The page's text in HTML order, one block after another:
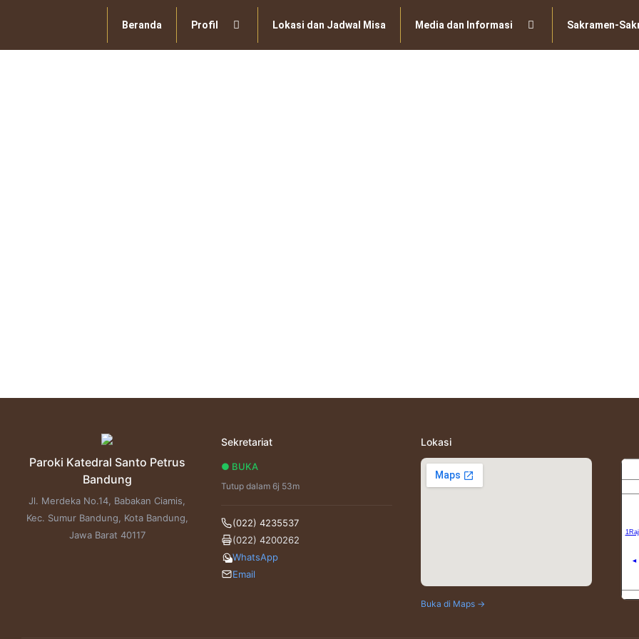
Beranda Profil Lokasi dan Jadwal Misa Media dan Informasi Sakramen-
Paroki Katedral Santo Petrus
Bandung
Jl. Merdeka No.14, Babakan Ciamis,
Kec. Sumur Bandung, Kota Bandung,
Jawa Barat 40117
Sekretariat
● BUKA
Tutup dalam 6j 53m
(022) 4235537
(022) 4200262
WhatsApp
Email
Lokasi
Buka di Maps →